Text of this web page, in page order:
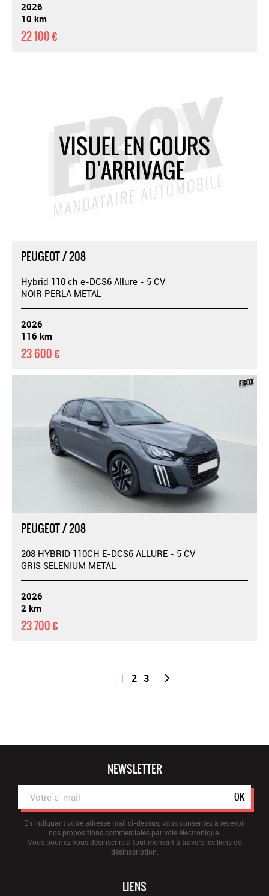
2026
10 km
22 100 €
PEUGEOT / 208
Hybrid 110 ch e-DCS6 Allure - 5 CV
NOIR PERLA METAL
2026
116 km
23 600 €
PEUGEOT / 208
208 HYBRID 110CH E-DCS6 ALLURE - 5 CV
GRIS SELENIUM METAL
2026
2 km
23 700 €
1 2 3
NEWSLETTER
OK
En indiquant votre adresse mail ci-dessus, vous consentez à recevoir
nos propositions commerciales par voie électronique.
Vous pourrez vous désinscrire à tout moment à travers les liens de
désinscription.
LIENS